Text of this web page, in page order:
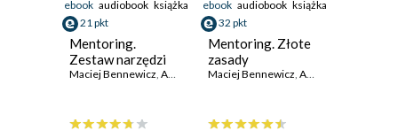
ebook audiobook książka
21 pkt
Mentoring.
Zestaw narzędzi
Maciej Bennewicz, Anna Prelewicz
ebook audiobook książka
32 pkt
Mentoring. Złote
zasady
Maciej Bennewicz, Anna Prelewicz